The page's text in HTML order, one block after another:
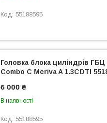
55188595
Головка блока циліндрів
Combo C Meriva A 1.3CDTI
6 000 ₴
В наявності
55188595